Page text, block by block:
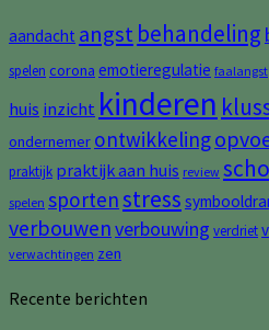
aandacht angst behandeling
spelen corona emotieregulatie faalangst
huis inzicht kinderen
ondernemer ontwikkeling
praktijk praktijk aan huis review
spelen sportenstress
verbouwenverbouwing verdriet
verwachtingen zen
Recente berichten